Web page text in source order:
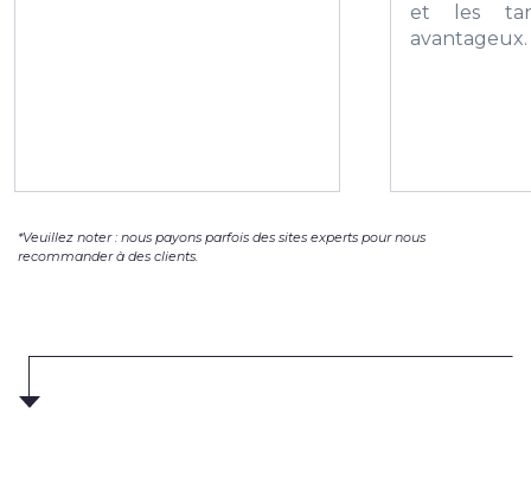
et les
*Veuillez noter : nous payons parfois des sites experts pour nous
recommander à des clients.